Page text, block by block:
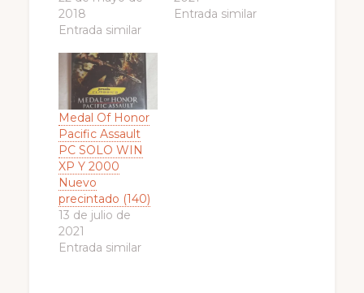
2018
Entrada similar
Entrada similar
Medal Of Honor
Pacific Assault
PC SOLO WIN
XP Y 2000
Nuevo
precintado (140)
13 de julio de
2021
Entrada similar